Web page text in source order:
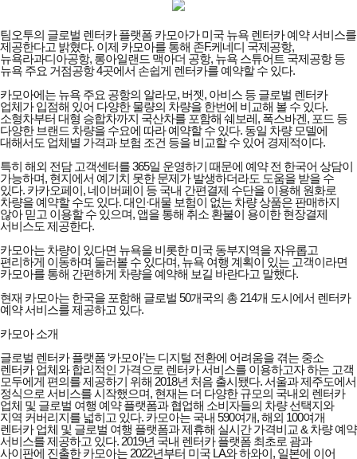
팀오투의 글로벌 렌터카 플랫폼 카모아가 미국 뉴욕 렌터카 예약 서비스를
제공한다고 밝혔다. 이제 카모아를 통해 존F.케네디 국제공항,
뉴욕라과디아공항, 롱아일랜드 맥아더 공항, 뉴욕 스튜어트 국제공항 등
뉴욕 주요 거점공항 4곳에서 손쉽게 렌터카를 예약할 수 있다.
카모아에는 뉴욕 주요 공항의 알라모, 버젯, 아비스 등 글로벌 렌터카
업체가 입점해 있어 다양한 물량의 차량을 한번에 비교해 볼 수 있다.
소형차부터 대형 승합차까지 국산차를 포함해 쉐보레, 폭스바겐, 포드 등
다양한 브랜드 차량을 수요에 따라 예약할 수 있다. 동일 차량 모델에
대해서도 업체별 가격과 보험 조건 등을 비교할 수 있어 경제적이다.
특히 해외 전담 고객센터를 365일 운영하기 때문에 예약 전 한국어 상담이
가능하며, 현지에서 예기치 못한 문제가 발생하더라도 도움을 받을 수
있다. 카카오페이, 네이버페이 등 국내 간편결제 수단을 이용해 원화로
차량을 예약할 수도 있다. 대인·대물 보험이 없는 차량 상품은 판매하지
않아 믿고 이용할 수 있으며, 앱을 통해 취소 환불이 용이한 현장결제
서비스도 제공한다.
카모아는 차량이 있다면 뉴욕을 비롯한 미국 동부지역을 자유롭고
편리하게 이동하며 둘러볼 수 있다며, 뉴욕 여행 계획이 있는 고객이라면
카모아를 통해 간편하게 차량을 예약해 보길 바란다고 말했다.
현재 카모아는 한국을 포함해 글로벌 50개국의 총 214개 도시에서 렌터카
예약 서비스를 제공하고 있다.
카모아 소개
글로벌 렌터카 플랫폼 ‘카모아’는 디지털 전환에 어려움을 겪는 중소
렌터카 업체와 합리적인 가격으로 렌터카 서비스를 이용하고자 하는 고객
모두에게 편의를 제공하기 위해 2018년 처음 출시됐다. 서울과 제주도에서
정식으로 서비스를 시작했으며, 현재는 더 다양한 규모의 국내외 렌터카
업체 및 글로벌 여행 예약 플랫폼과 협업해 소비자들의 차량 선택지와
지역 커버리지를 넓히고 있다. 카모아는 국내 590여개, 해외 100여개
렌터카 업체 및 글로벌 여행 플랫폼과 제휴해 실시간 가격비교 & 차량 예약
서비스를 제공하고 있다. 2019년 국내 렌터카 플랫폼 최초로 괌과
사이판에 진출한 카모아는 2022년부터 미국 LA와 하와이, 일본에 이어